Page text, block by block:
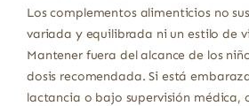
Los complementos alimenticios no
variada y equilibrada ni un estilo de
Mantener fuera del alcance de los
dosis recomendada. Si está
lactancia o bajo supervisión médica,